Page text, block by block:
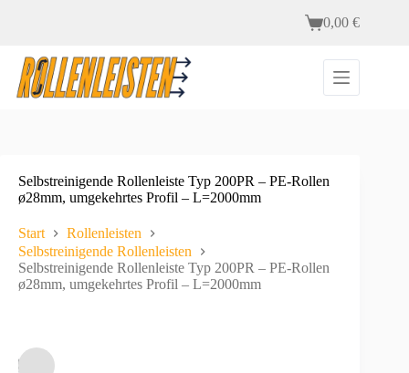
Warenkorb
0,00€
Selbstreinigende Rollenleiste Typ 200PR – PE-Rollen
ø28mm, umgekehrtes Profil – L=2000mm
Start
Rollenleisten
Selbstreinigende Rollenleisten
Selbstreinigende Rollenleiste Typ 200PR – PE-Rollen
ø28mm, umgekehrtes Profil – L=2000mm